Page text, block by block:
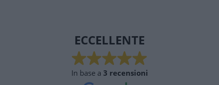
ECCELLENTE
In base a 3 recensioni